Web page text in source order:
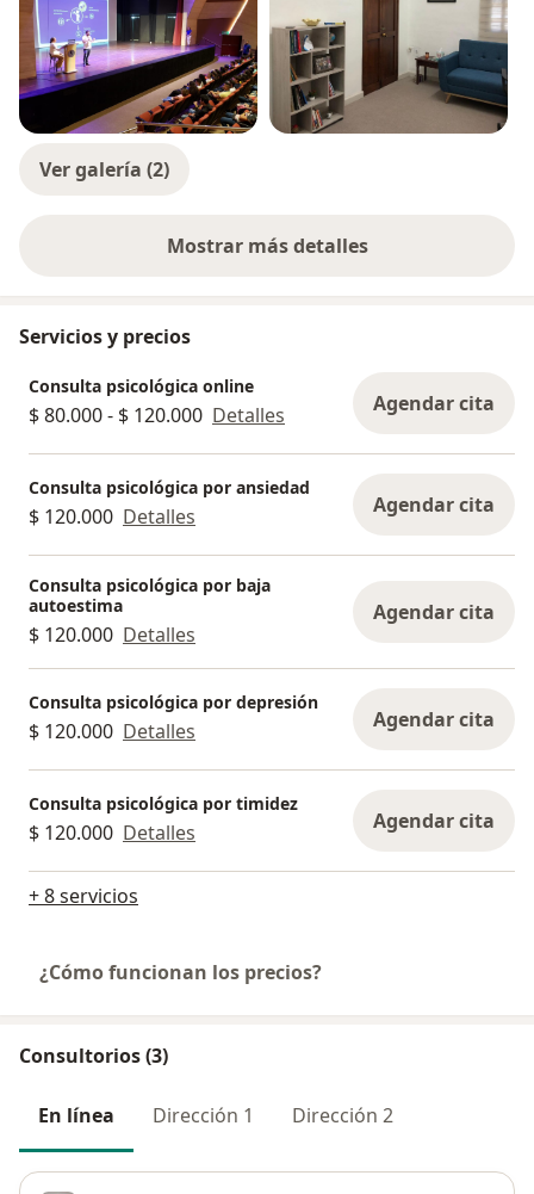
Ver galería (2)
Mostrar más detalles
sobre la experiencia
Servicios y precios
Consulta psicológica online
$ 80.000 - $ 120.000 Detalles Agendar cita
Consulta psicológica por ansiedad
$ 120.000 Detalles Agendar cita
Consulta psicológica por baja
autoestima
$ 120.000 Detalles
Agendar cita
Consulta psicológica por depresión
$ 120.000 Detalles Agendar cita
Consulta psicológica por timidez
$ 120.000 Detalles Agendar cita
+ 8 servicios
¿Cómo funcionan los precios?
Consultorios (3)
En línea Dirección 1 Dirección 2